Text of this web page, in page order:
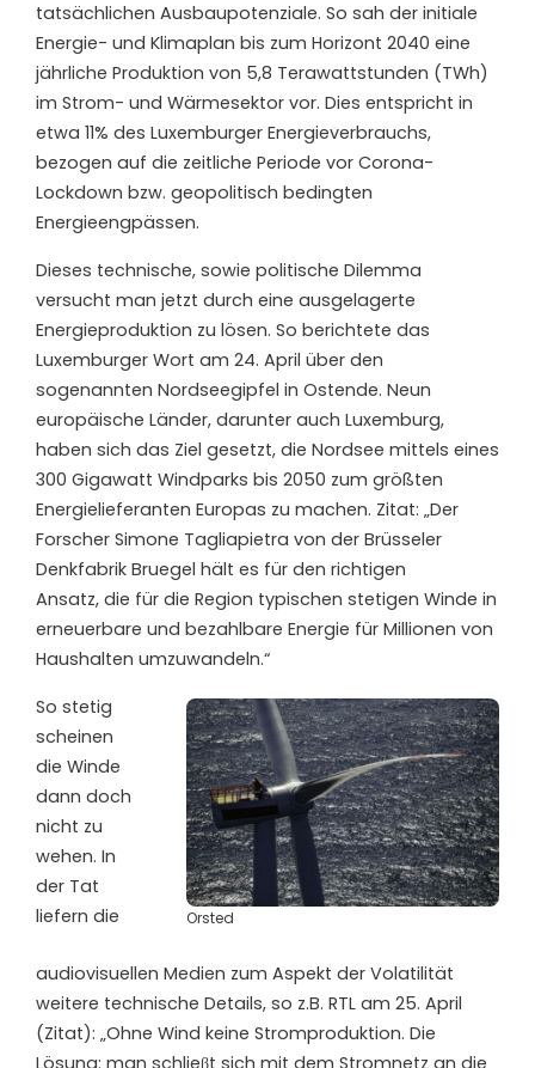
tatsächlichen Ausbaupotenziale. So sah der initiale
Energie- und Klimaplan bis zum Horizont 2040 eine
jährliche Produktion von 5,8 Terawattstunden (TWh)
im Strom- und Wärmesektor vor. Dies entspricht in
etwa 11% des Luxemburger Energieverbrauchs,
bezogen auf die zeitliche Periode vor Corona-
Lockdown bzw. geopolitisch bedingten
Energieengpässen.
Dieses technische, sowie politische Dilemma
versucht man jetzt durch eine ausgelagerte
Energieproduktion zu lösen. So berichtete das
Luxemburger Wort am 24. April über den
sogenannten Nordseegipfel in Ostende. Neun
europäische Länder, darunter auch Luxemburg,
haben sich das Ziel gesetzt, die Nordsee mittels eines
300 Gigawatt Windparks bis 2050 zum größten
Energielieferanten Europas zu machen. Zitat: „Der
Forscher Simone Tagliapietra von der Brüsseler
Denkfabrik Bruegel hält es für den richtigen
Ansatz, die für die Region typischen stetigen Winde in
erneuerbare und bezahlbare Energie für Millionen von
Haushalten umzuwandeln.“
Orsted
So stetig
scheinen
die Winde
dann doch
nicht zu
wehen. In
der Tat
liefern die
audiovisuellen Medien zum Aspekt der Volatilität
weitere technische Details, so z.B. RTL am 25. April
(Zitat): „Ohne Wind keine Stromproduktion. Die